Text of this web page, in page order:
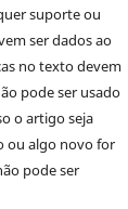
suporte ou
ser dados ao
no texto devem
pode ser usado
o artigo seja
ou algo novo for
pode ser